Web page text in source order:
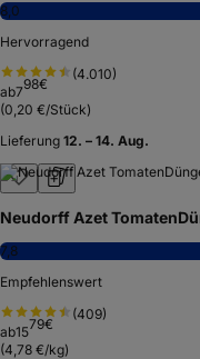
8,0
Hervorragend
(4.010)
ab798€
(0,20 €/Stück)
Lieferung 12. – 14. Aug.
Neudorff Azet
7,8
Empfehlenswert
(409)
ab1579€
(4,78 €/kg)